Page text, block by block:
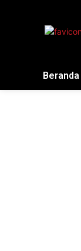
Beranda